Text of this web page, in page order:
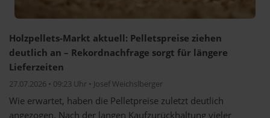
Holzpellets-Markt aktuell: Pelletspreise ziehen
deutlich an – Rekordnachfrage sorgt für längere
Lieferzeiten
27.07.2026 • 09:23 Uhr • Josef Weichslberger
Wie erwartet, haben die Pelletpreise zuletzt deutlich
angezogen. Nach der langen Kaufzurückhaltung vieler